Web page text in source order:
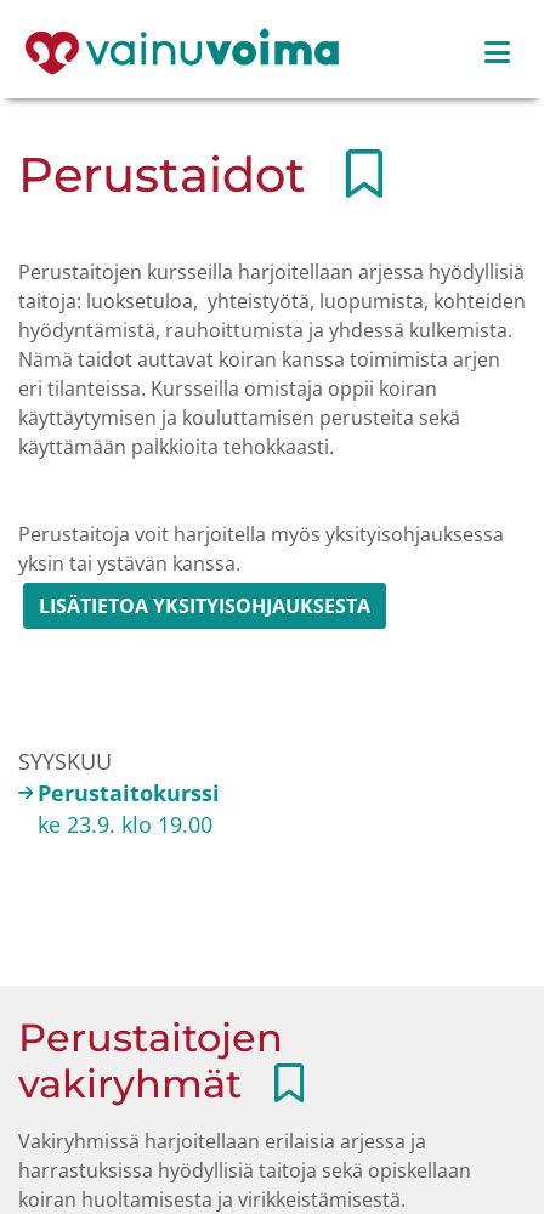
Perustaidot
Perustaitojen kursseilla harjoitellaan arjessa hyödyllisiä
taitoja: luoksetuloa, yhteistyötä, luopumista, kohteiden
hyödyntämistä, rauhoittumista ja yhdessä kulkemista.
Nämä taidot auttavat koiran kanssa toimimista arjen
eri tilanteissa. Kursseilla omistaja oppii koiran
käyttäytymisen ja kouluttamisen perusteita sekä
käyttämään palkkioita tehokkaasti.
Perustaitoja voit harjoitella myös yksityisohjauksessa
yksin tai ystävän kanssa.
LISÄTIETOA YKSITYISOHJAUKSESTA
SYYSKUU
Perustaitokurssi
ke 23.9. klo 19.00
Perustaitojen
vakiryhmät
Vakiryhmissä harjoitellaan erilaisia arjessa ja
harrastuksissa hyödyllisiä taitoja sekä opiskellaan
koiran huoltamisesta ja virikkeistämisestä.